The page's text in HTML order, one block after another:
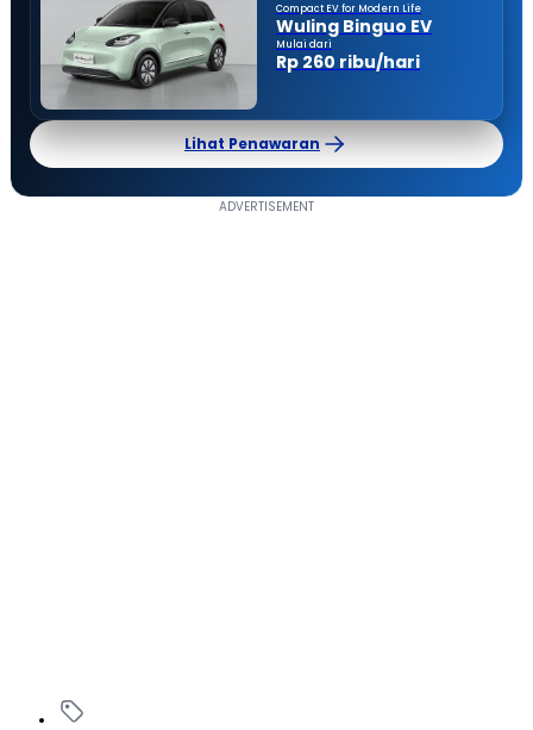
Compact EV for Modern Life
Wuling Binguo EV
Mulai dari
Rp 260 ribu/hari
Lihat Penawaran